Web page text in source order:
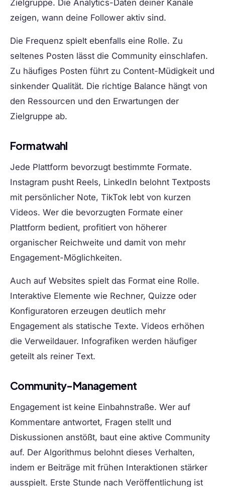
Zielgruppe. Die Analytics-Daten deiner Kanäle
zeigen, wann deine Follower aktiv sind.
Die Frequenz spielt ebenfalls eine Rolle. Zu
seltenes Posten lässt die Community einschlafen.
Zu häufiges Posten führt zu Content-Müdigkeit und
sinkender Qualität. Die richtige Balance hängt von
den Ressourcen und den Erwartungen der
Zielgruppe ab.
Formatwahl
Jede Plattform bevorzugt bestimmte Formate.
Instagram pusht Reels, LinkedIn belohnt Textposts
mit persönlicher Note, TikTok lebt von kurzen
Videos. Wer die bevorzugten Formate einer
Plattform bedient, profitiert von höherer
organischer Reichweite und damit von mehr
Engagement-Möglichkeiten.
Auch auf Websites spielt das Format eine Rolle.
Interaktive Elemente wie Rechner, Quizze oder
Konfiguratoren erzeugen deutlich mehr
Engagement als statische Texte. Videos erhöhen
die Verweildauer. Infografiken werden häufiger
geteilt als reiner Text.
Community-Management
Engagement ist keine Einbahnstraße. Wer auf
Kommentare antwortet, Fragen stellt und
Diskussionen anstößt, baut eine aktive Community
auf. Der Algorithmus belohnt dieses Verhalten,
indem er Beiträge mit frühen Interaktionen stärker
ausspielt. Erste Stunde nach Veröffentlichung ist